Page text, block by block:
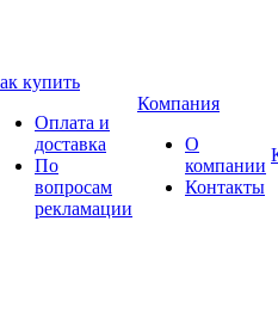
купить
Оплата и
доставка
По
вопросам
рекламации
Компания
О
компании
Контакты